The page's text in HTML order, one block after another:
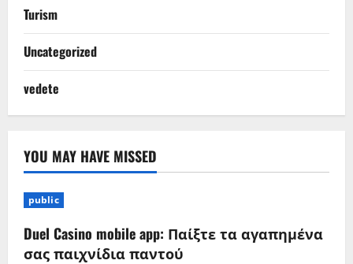
Turism
Uncategorized
vedete
YOU MAY HAVE MISSED
public
Duel Casino mobile app: Παίξτε τα αγαπημένα
σας παιχνίδια παντού